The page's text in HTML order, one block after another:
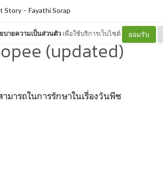
บายความเป็นส่วนตัว เพื่อใช้บริการเว็บไซต์ ยอมรับ
Story– Fayathi Sorap
(updated)
ารถในการรักษาในเรื่องวันพีช